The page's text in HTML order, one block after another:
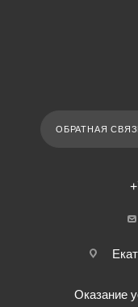
ОБРАТНАЯ
Оказание